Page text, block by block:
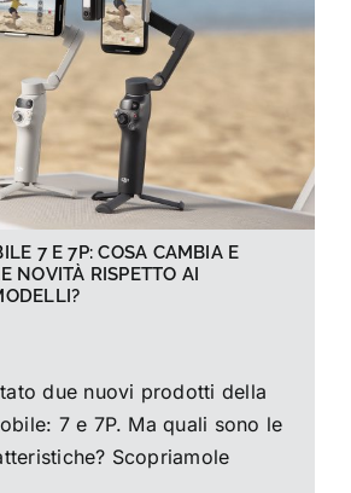
7 E 7P: COSA CAMBIA E
NOVITÀ RISPETTO AI
due nuovi prodotti della
7 e 7P. Ma quali sono le
Scopriamole